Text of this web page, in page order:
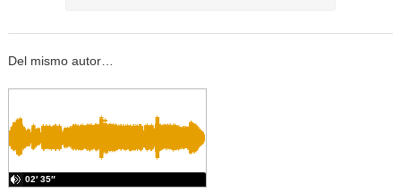
Del mismo autor…
02′ 35″